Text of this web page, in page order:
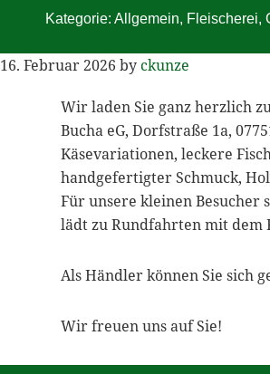
Kategorie: Allgemein, Fleischerei,
16. Februar 2026 byckunze
Wir laden Sie ganz herzlich
Bucha eG, Dorfstraße 1a,
Käsevariationen, leckere
handgefertigter Schmuck,
Für unsere kleinen Besucher
lädt zu Rundfahrten mit dem
Als Händler können Sie sich
Wir freuen uns auf Sie!